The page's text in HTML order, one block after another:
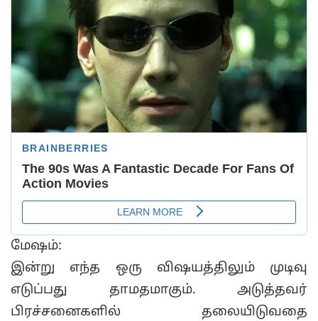
மேஷம்:
இன்று எந்த ஒரு விஷயத்திலும் முடிவு
எடுப்பது தாமதமாகும். அடுத்தவர்
பிரச்சனைகளில் தலையிடுவதை